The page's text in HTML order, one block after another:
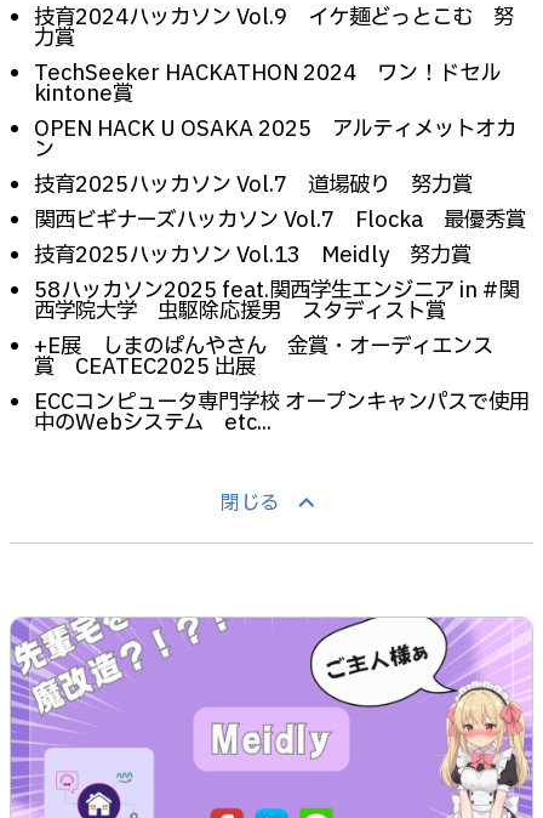
技育2024ハッカソン Vol.9 イケ麺どっとこむ 努
力賞
TechSeeker HACKATHON 2024 ワン！ドセル
kintone賞
OPEN HACK U OSAKA 2025 アルティメットオカ
ン
技育2025ハッカソン Vol.7 道場破り 努力賞
関西ビギナーズハッカソン Vol.7 Flocka 最優秀賞
技育2025ハッカソン Vol.13 Meidly 努力賞
58ハッカソン2025 feat.関西学生エンジニア in #関
西学院大学 虫駆除応援男 スタディスト賞
+E展 しまのぱんやさん 金賞・オーディエンス
賞 CEATEC2025 出展
ECCコンピュータ専門学校 オープンキャンパスで使用
中のWebシステム etc...
閉じる keyboard_arrow_up